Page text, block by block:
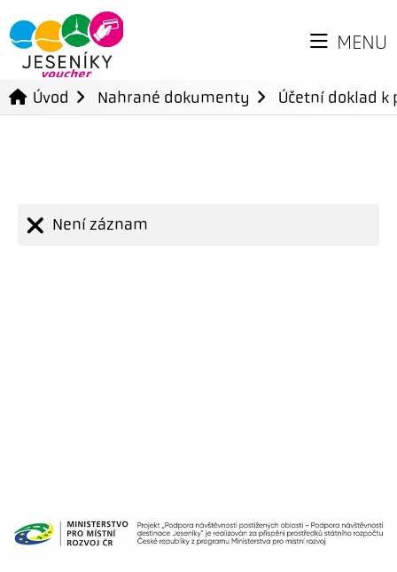
MENU
Úvod Nahrané dokumenty Účetní doklad
Není záznam